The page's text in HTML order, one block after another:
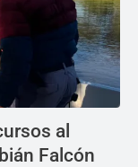
al
Falcón